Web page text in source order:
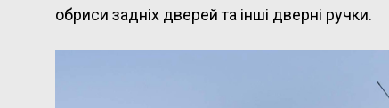
обриси задніх дверей та інші дверні ручки.